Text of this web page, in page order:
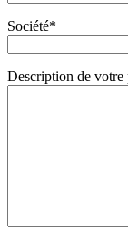
Société*
Description de votre